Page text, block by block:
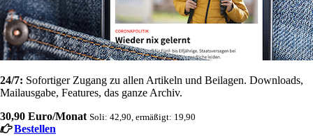
24/7: Sofortiger Zugang zu allen Artikeln und Beilagen. Downloads,
Mailausgabe, Features, das ganze Archiv.
30,90 Euro/Monat Soli: 42,90, ermäßigt: 19,90
Bestellen